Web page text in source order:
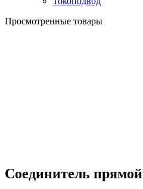
Просмотренные товары
Соединитель прямой